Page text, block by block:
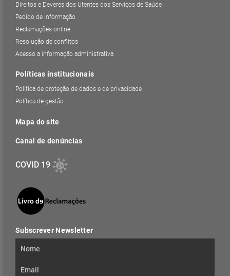
Direitos e Deveres dos Utentes dos Serviços de Saúde
Pedido de informação
Reclamações online
Resolução de conflitos
Acesso a informação administrativa
Políticas institucionais
Política de proteção de dados e de privacidade
Política de gestão
Mapa do site
Canal de denúncias
COVID 19
Subscrever Newsletter